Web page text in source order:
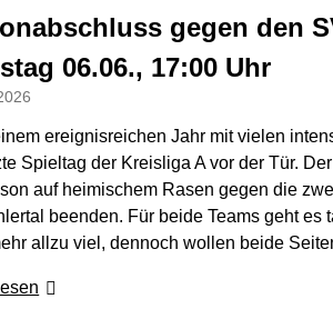
gegen den
06.06., 17:00 Uhr
ereignisreichen Jahr mit vielen
Spieltag der Kreisliga A vor der Tür.
auf heimischem Rasen gegen die
beenden. Für beide Teams geht es
allzu viel, dennoch wollen beide